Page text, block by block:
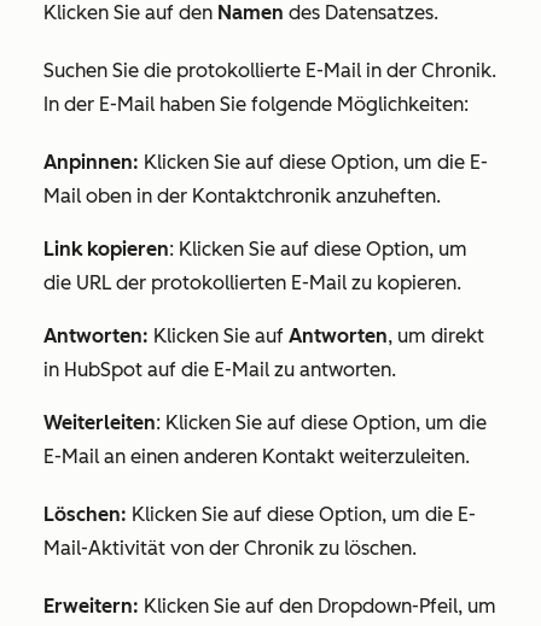
Klicken Sie auf den Namen des Datensatzes.
Suchen Sie die protokollierte E-Mail in der Chronik.
In der E-Mail haben Sie folgende Möglichkeiten:
Anpinnen: Klicken Sie auf diese Option, um die E-
Mail oben in der Kontaktchronik anzuheften.
Link kopieren: Klicken Sie auf diese Option, um
die URL der protokollierten E-Mail zu kopieren.
Antworten: Klicken Sie auf Antworten, um direkt
in HubSpot auf die E-Mail zu antworten.
Weiterleiten: Klicken Sie auf diese Option, um die
E-Mail an einen anderen Kontakt weiterzuleiten.
Löschen: Klicken Sie auf diese Option, um die E-
Mail-Aktivität von der Chronik zu löschen.
Erweitern: Klicken Sie auf den Dropdown-Pfeil, um